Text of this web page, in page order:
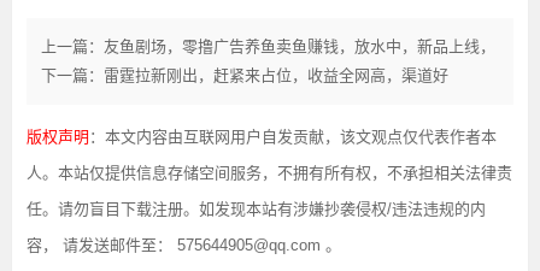
上一篇：友鱼剧场，零撸广告养鱼卖鱼赚钱，放水中，新品上线，
下一篇：雷霆拉新刚出，赶紧来占位，收益全网高，渠道好
版权声明 ：本文内容由互联网用户自发贡献，该文观点仅代表作者本
人。本站仅提供信息存储空间服务，不拥有所有权，不承担相关法律责
任。请勿盲目下载注册。如发现本站有涉嫌抄袭侵权/违法违规的内
容， 请发送邮件至： 575644905@qq.com 。